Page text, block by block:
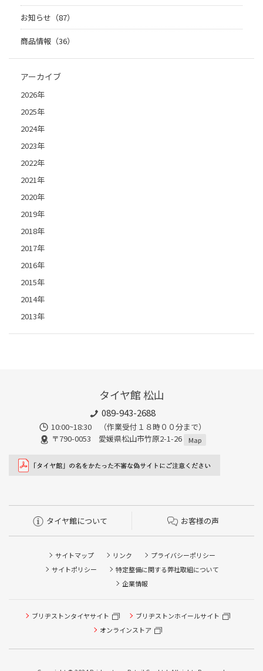
お知らせ（87）
商品情報（36）
アーカイブ
2026年
2025年
2024年
2023年
2022年
2021年
2020年
2019年
2018年
2017年
2016年
2015年
2014年
2013年
タイヤ館 松山
089-943-2688
10:00~18:30 （作業受付１８時００分まで）
〒790-0053 愛媛県松山市竹原2-1-26
Map
タイヤ館について お客様の声
サイトマップ リンク
プライバシーポリシー
サイトポリシー
特定整備に関する弊社取組について
企業情報
ブリヂストンタイヤサイト
ブリヂストンホイールサイト
オンラインストア
タイヤ点検・安全点検/タイヤ履き替え/オイル交換/その他
ピット作業の予約